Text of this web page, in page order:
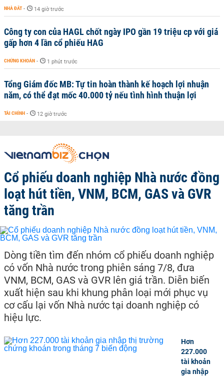
NHÀ ĐẤT - 14 giờ trước
Công ty con của HAGL chốt ngày IPO gần 19 triệu cp với giá
gấp hơn 4 lần cổ phiếu HAG
CHỨNG KHOÁN - 1 phút trước
Tổng Giám đốc MB: Tự tin hoàn thành kế hoạch lợi nhuận
năm, có thể đạt mốc 40.000 tỷ nếu tình hình thuận lợi
TÀI CHÍNH - 12 giờ trước
Cổ phiếu doanh nghiệp Nhà nước đồng
loạt hút tiền, VNM, BCM, GAS và GVR
tăng trần
Dòng tiền tìm đến nhóm cổ phiếu doanh nghiệp
có vốn Nhà nước trong phiên sáng 7/8, đưa
VNM, BCM, GAS và GVR lên giá trần. Diễn biến
xuất hiện sau khi khung phân loại mới phục vụ
cơ cấu lại vốn Nhà nước tại doanh nghiệp có
hiệu lực.
Hơn
227.000
tài khoản
gia nhập